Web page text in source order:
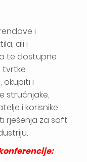
i
ali i
te dostupne
tvrtke
okupiti i
stručnjake,
i korisnike
rješenja za soft